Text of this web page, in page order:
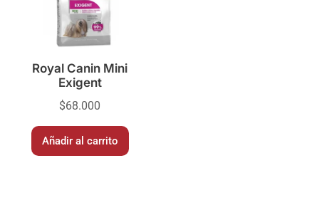
Royal Canin Mini
Exigent
$68.000
Añadir al carrito